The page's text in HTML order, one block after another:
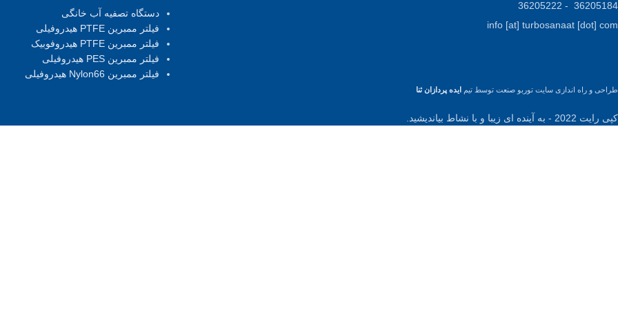
36205184 - 36205222
info [at] turbosanaat [dot] com
دستگاه تصفیه آب خانگی
فیلتر ممبرین PTFE هیدروفیلی
فیلتر ممبرین PTFE هیدروفوبیک
فیلتر ممبرین PES هیدروفیلی
فیلتر ممبرین Nylon66 هیدروفیلی
طراحی و راه اندازی سایت توربو صنعت توسط تیم ایده پردازان ثنا
کپی رایت 2022 - به آینده ای زیبا و با نشاط بیاندیشید.